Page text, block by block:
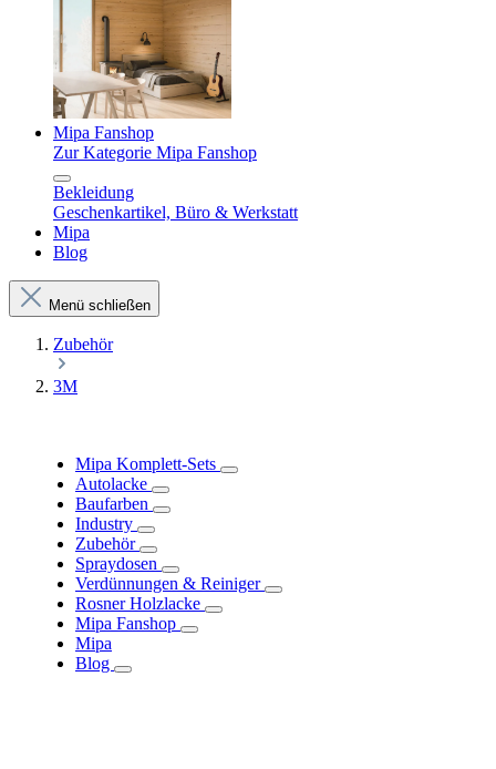
Mipa Fanshop
Zur Kategorie Mipa Fanshop
Bekleidung
Geschenkartikel, Büro & Werkstatt
Mipa
Blog
Menü schließen
Zubehör
3M
Mipa Komplett-Sets
Autolacke
Baufarben
Industry
Zubehör
Spraydosen
Verdünnungen & Reiniger
Rosner Holzlacke
Mipa Fanshop
Mipa
Blog